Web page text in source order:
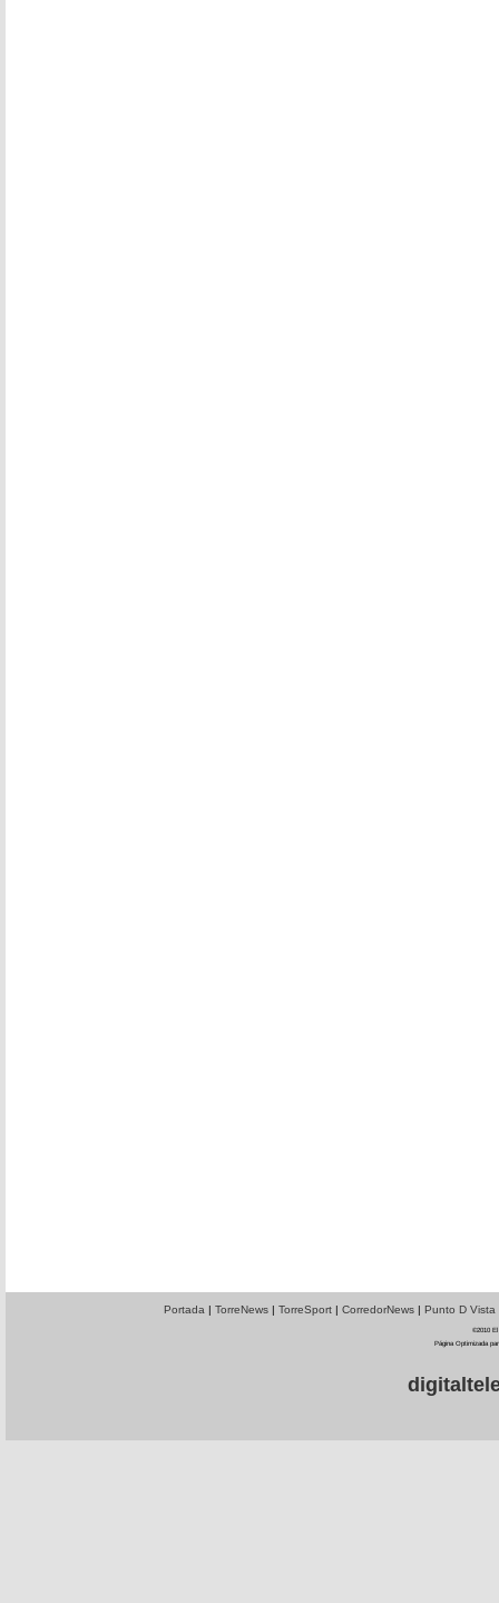
Portada | TorreNews| TorreSport| CorredorNews| Punto D Vista
©2010 El
Página Optimizada